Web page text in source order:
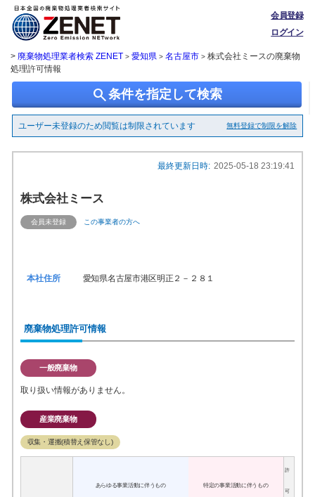
会員登録
ログイン
> 廃棄物処理業者検索 ZENET > 愛知県 > 名古屋市> 株式会社ミースの廃棄物
処理許可情報
search条件を指定して検索
ユーザー未登録のため閲覧は制限されています 無料登録で制限を解除
最終更新日時: 2025-05-18 23:19:41
株式会社ミース
会員未登録 この事業者の方へ
本社住所 愛知県名古屋市港区明正２－２８１
廃棄物処理許可情報
一般廃棄物
取り扱い情報がありません。
産業廃棄物
収集・運搬(積替え保管なし)
あらゆる事業活動に伴うもの 特定の事業活動に伴うもの
許
可